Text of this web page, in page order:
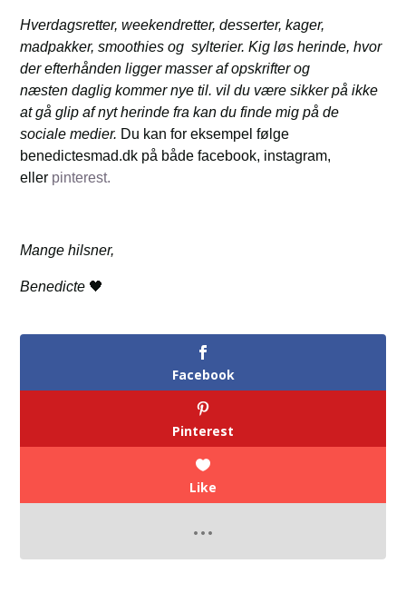
Hverdagsretter, weekendretter, desserter, kager,
madpakker, smoothies og sylterier. Kig løs herinde, hvor
der efterhånden ligger masser af opskrifter og
næsten daglig kommer nye til. vil du være sikker på ikke
at gå glip af nyt herinde fra kan du finde mig på de
sociale medier. Du kan for eksempel følge
benedictesmad.dk på både facebook, instagram,
eller pinterest.
Mange hilsner,
Benedicte 🖤
Facebook
Pinterest
Like